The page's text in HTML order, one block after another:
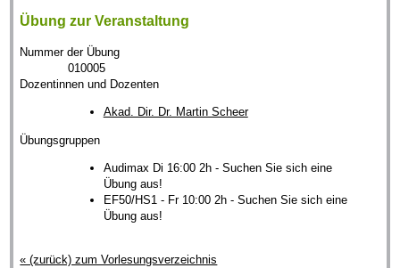
Übung zur Veranstaltung
Nummer der Übung
010005
Dozentinnen und Dozenten
Akad. Dir. Dr. Martin Scheer
Übungsgruppen
Audimax Di 16:00 2h - Suchen Sie sich eine
Übung aus!
EF50/HS1 - Fr 10:00 2h - Suchen Sie sich eine
Übung aus!
« (zurück) zum Vorlesungsverzeichnis